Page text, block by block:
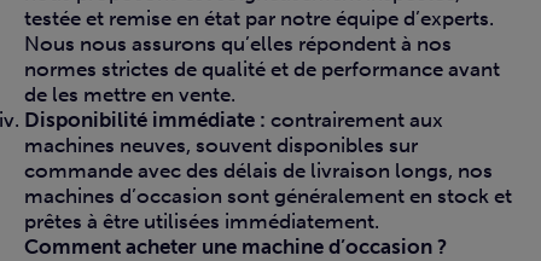
testée et remise en état par notre équipe d’experts.
Nous nous assurons qu’elles répondent à nos
normes strictes de qualité et de performance avant
de les mettre en vente.
Disponibilité immédiate : contrairement aux
machines neuves, souvent disponibles sur
commande avec des délais de livraison longs, nos
machines d’occasion sont généralement en stock et
prêtes à être utilisées immédiatement.
Comment acheter une machine d’occasion ?